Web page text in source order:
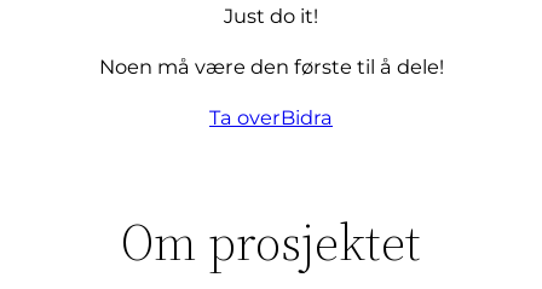
Just do it!
Noen må være den første til å dele!
Ta overBidra
Om prosjektet